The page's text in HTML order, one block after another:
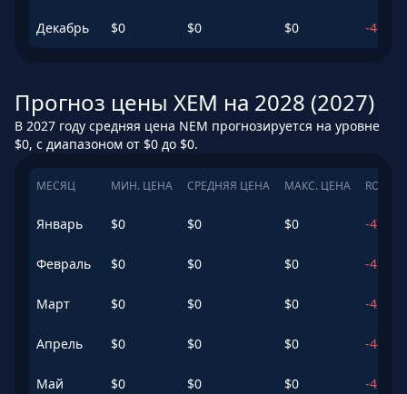
Декабрь $0 $0 $0 -46.04
Прогноз цены XEM на 2028 (2027)
В 2027 году средняя цена NEM прогнозируется на уровне
$0, с диапазоном от $0 до $0.
МЕСЯЦ МИН. ЦЕНА СРЕДНЯЯ ЦЕНА МАКС. ЦЕНА ROI
Январь $0 $0 $0 -47.22
Февраль $0 $0 $0 -43.21
Март $0 $0 $0 -42.77
Апрель $0 $0 $0 -44.14
Май $0 $0 $0 -45.29